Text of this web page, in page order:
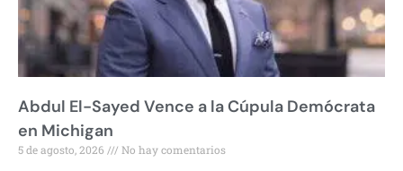
Abdul El-Sayed Vence a la Cúpula Demócrata
en Michigan
5 de agosto, 2026 No hay comentarios